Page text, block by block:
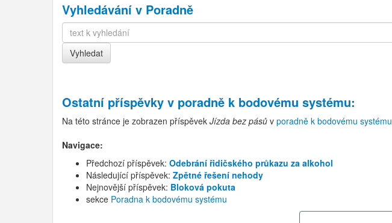
Vyhledávání v Poradně
Ostatní příspěvky v poradně k bodovému systému:
Na této stránce je zobrazen příspěvek Jízda bez pásů v poradně k bodovému systému
Navigace:
Předchozí příspěvek: Odebrání řidičského průkazu za alkohol
Následující příspěvek: Zpětné řešení nehody
Nejnovější příspěvek: Bloková pokuta
sekce Poradna k bodovému systému